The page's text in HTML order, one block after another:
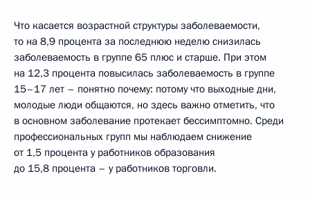
Что касается возрастной структуры заболеваемости,
то на 8,9 процента за последнюю неделю снизилась
заболеваемость в группе 65 плюс и старше. При этом
на 12,3 процента повысилась заболеваемость в группе
15–17 лет – понятно почему: потому что выходные дни,
молодые люди общаются, но здесь важно отметить, что
в основном заболевание протекает бессимптомно. Среди
профессиональных групп мы наблюдаем снижение
от 1,5 процента у работников образования
до 15,8 процента – у работников торговли.